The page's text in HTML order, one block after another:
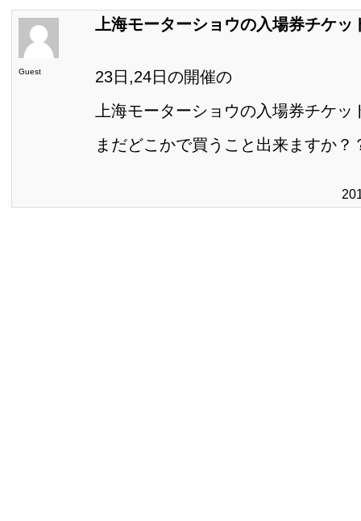
Guest
上海モーターショウの入場券チケッ
23日,24日の開催の
上海モーターショウの入場券チケッ
まだどこかで買うこと出来ますか？